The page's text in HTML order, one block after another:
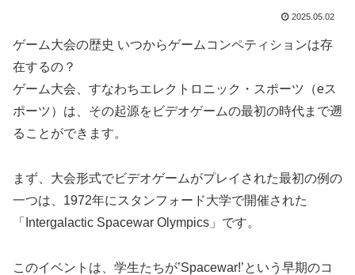
2025.05.02
ゲーム大会の歴史 いつからゲームコンペティションは存
在するの？
ゲーム大会、すなわちエレクトロニック・スポーツ（eス
ポーツ）は、その起源をビデオゲームの最初の時代まで遡
ることができます。
まず、大会形式でビデオゲームがプレイされた最初の例の
一つは、1972年にスタンフォード大学で開催された
「Intergalactic Spacewar Olympics」です。
このイベントは、学生たちが’Spacewar!’という早期のコ